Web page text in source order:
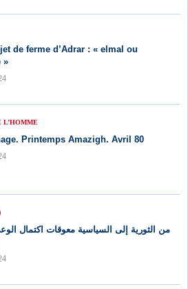
de ferme d’Adrar : « elmal ou
»
L’HOMME
Printemps Amazigh. Avril 80
من الثورية إلى السياسية معوقات اكتمال